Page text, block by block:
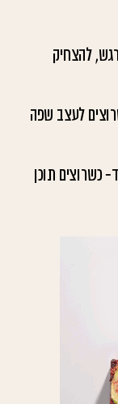
להצחיק
לעצב שפה
כשרוצים תוכן